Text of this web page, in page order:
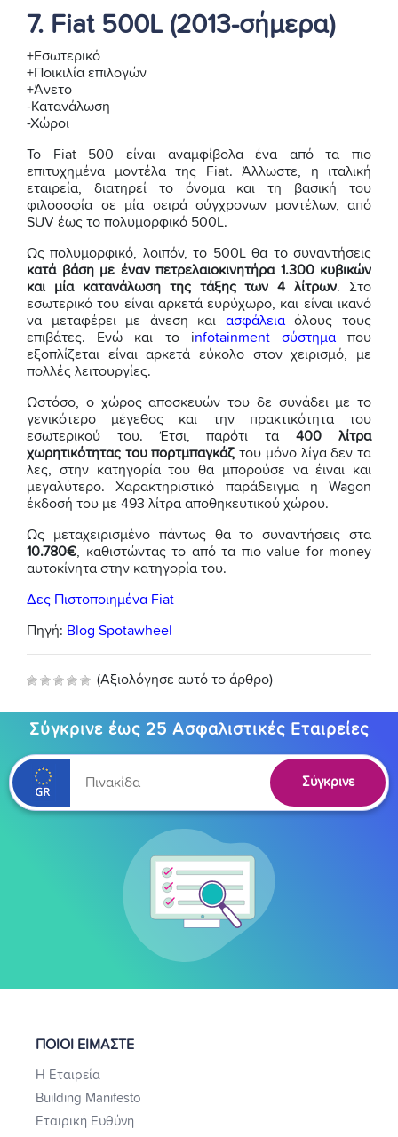
7. Fiat 500L (2013-σήμερα)
+Εσωτερικό
+Ποικιλία επιλογών
+Άνετο
-Κατανάλωση
-Χώροι
Το Fiat 500 είναι αναμφίβολα ένα από τα πιο
επιτυχημένα μοντέλα της Fiat. Άλλωστε, η ιταλική
εταιρεία, διατηρεί το όνομα και τη βασική του
φιλοσοφία σε μία σειρά σύγχρονων μοντέλων, από
SUV έως το πολυμορφικό 500L.
Ως πολυμορφικό, λοιπόν, το 500L θα το συναντήσεις
κατά βάση με έναν πετρελαιοκινητήρα 1.300 κυβικών
και μία κατανάλωση της τάξης των 4 λίτρων. Στο
εσωτερικό του είναι αρκετά ευρύχωρο, και είναι ικανό
να μεταφέρει με άνεση και ασφάλειαόλους τους
επιβάτες. Ενώ και το infotainment σύστημαπου
εξοπλίζεται είναι αρκετά εύκολο στον χειρισμό, με
πολλές λειτουργίες.
Ωστόσο, ο χώρος αποσκευών του δε συνάδει με το
γενικότερο μέγεθος και την πρακτικότητα του
εσωτερικού του. Έτσι, παρότι τα400 λίτρα
χωρητικότητας του πορτμπαγκάζ του μόνο λίγα δεν τα
λες, στην κατηγορία του θα μπορούσε να έιναι και
μεγαλύτερο. Χαρακτηριστικό παράδειγμα η Wagon
έκδοσή του με 493 λίτρα αποθηκευτικού χώρου.
Ως μεταχειρισμένο πάντως θα το συναντήσεις στα
10.780€, καθιστώντας το από τα πιο value for money
αυτοκίνητα στην κατηγορία του.
Δες Πιστοποιημένα Fiat
Πηγή: Blog Spotawheel
(Αξιολόγησε αυτό το άρθρο)
Σύγκρινε έως 25 Ασφαλιστικές Εταιρείες
Σύγκρινε
ΠΟΙΟΙ ΕΙΜΑΣΤΕ
Η Εταιρεία
Building Manifesto
Εταιρική Ευθύνη